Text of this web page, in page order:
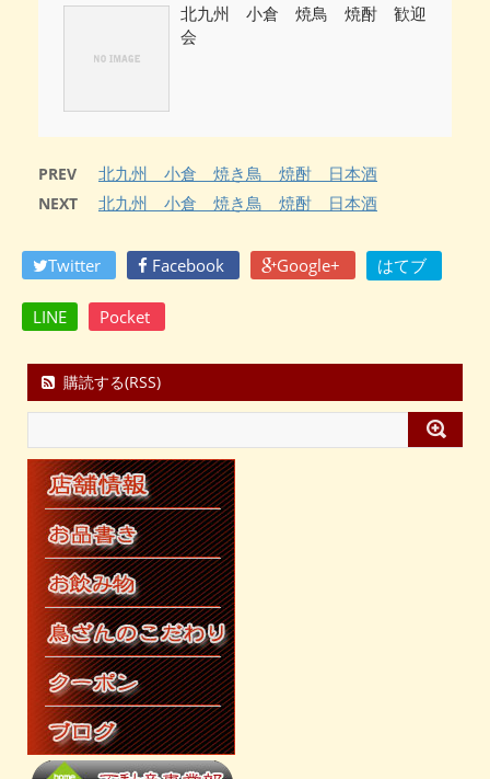
北九州 小倉 焼鳥 焼酎 歓迎
会
PREV 北九州 小倉 焼き鳥 焼酎 日本酒
NEXT 北九州 小倉 焼き鳥 焼酎 日本酒
Twitter Facebook Google+ はてブ
LINE Pocket
購読する(RSS)